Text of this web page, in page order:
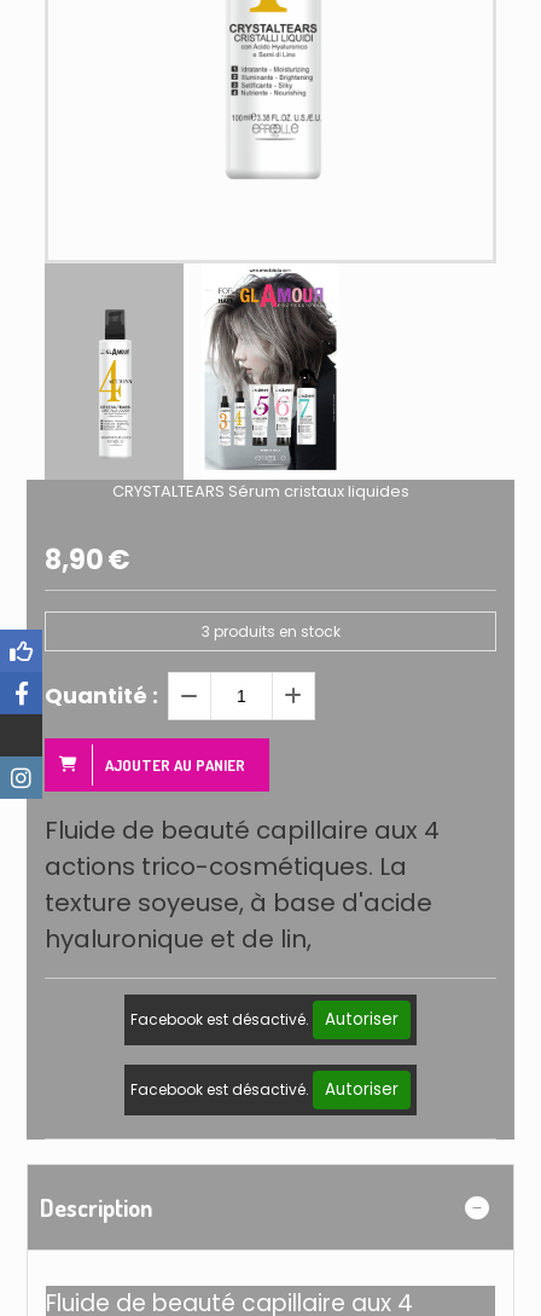
CRYSTALTEARS Sérum cristaux liquides
8,90€
3 produits en stock
Quantité :
AJOUTER AU PANIER
Fluide de beauté capillaire aux 4
actions trico-cosmétiques. La
texture soyeuse, à base d'acide
hyaluronique et de lin,
Facebook est désactivé. Autoriser
Facebook est désactivé. Autoriser
Description
Fluide de beauté capillaire aux 4